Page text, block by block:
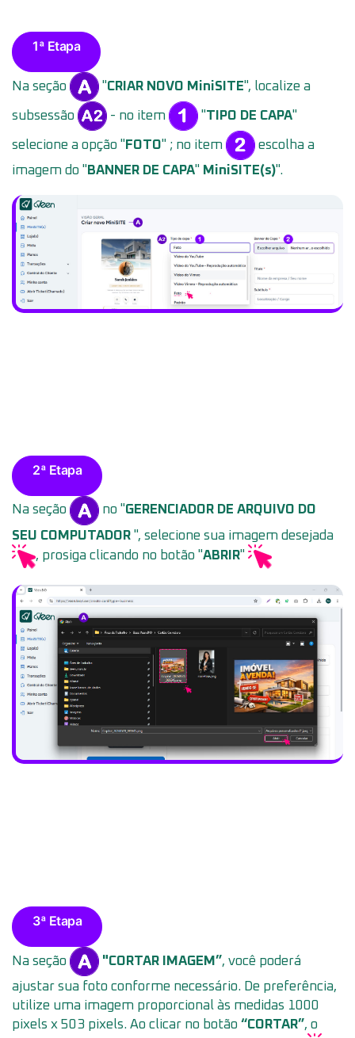
Na seção "CRIAR NOVO MiniSITE", localize a
subsessão - no item "TIPO DE CAPA"
selecione a opção " FOTO" ; no item
escolha a
imagem do " BANNER DE CAPA" MiniSITE(s)".
1ª Etapa
2ª Etapa
Na seção no "GERENCIADOR DE ARQUIVO DO
SEU COMPUTADOR ", selecione sua imagem desejada
, prosiga clicando no botão "ABRIR"
Na seção "CORTAR IMAGEM”, você poderá
ajustar sua foto conforme necessário. De preferência,
utilize uma imagem proporcional às medidas 1000
pixels x 503 pixels. Ao clicar no botão “CORTAR”, o
3ª Etapa